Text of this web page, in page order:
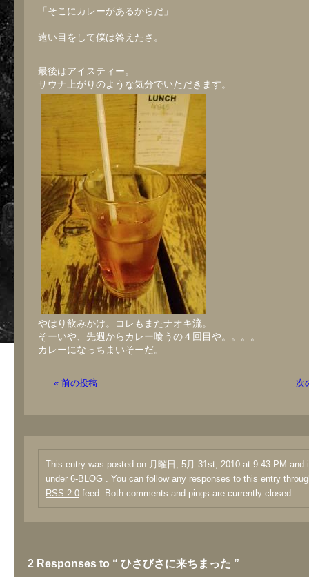
「そこにカレーがあるからだ」
遠い目をして僕は答えたさ。
最後はアイスティー。
サウナ上がりのような気分でいただきます。
やはり飲みかけ。コレもまたナオキ流。
そーいや、先週からカレー喰うの４回目や。。。。
カレーになっちまいそーだ。
« 前の投稿 次
This entry was posted on 月曜日, 5月 31st, 2010 at 9:43 PM and
under 6-BLOG . You can follow any responses to this entry
RSS 2.0 feed. Both comments and pings are currently closed.
2 Responses to “ ひさびさに来ちまった ”